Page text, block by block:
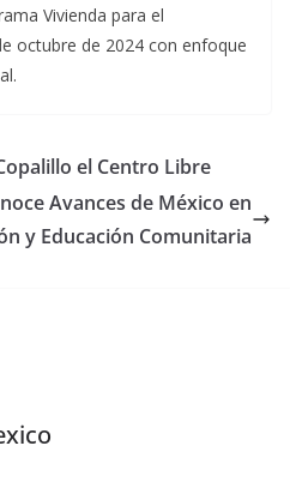
Vivienda para el
octubre de 2024 con enfoque
el Centro Libre
Avances de México en
y Educación Comunitaria